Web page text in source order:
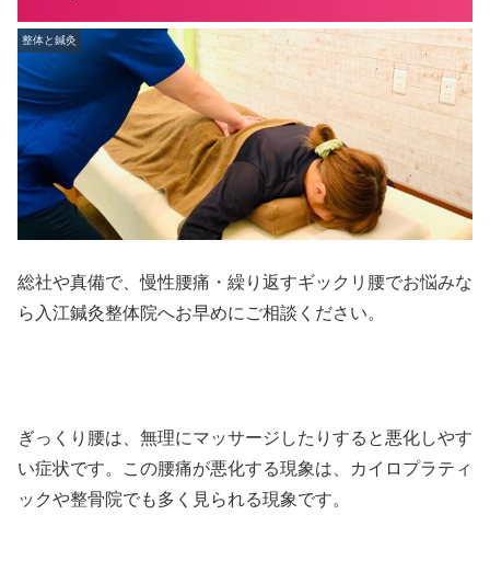
整体と鍼灸
総社や真備で、慢性腰痛・繰り返すギックリ腰でお悩みな
ら入江鍼灸整体院へお早めにご相談ください。
ぎっくり腰は、無理にマッサージしたりすると悪化しやす
い症状です。この腰痛が悪化する現象は、カイロプラティ
ックや整骨院でも多く見られる現象です。